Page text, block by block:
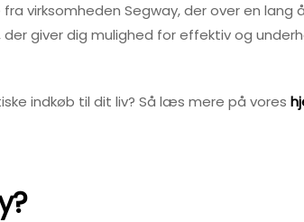
virksomheden Segway, der over en lang
giver dig mulighed for effektiv og
indkøb til dit liv? Så læs mere på vores